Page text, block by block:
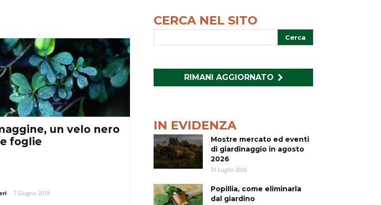
un velo nero
foglie
- 7 Giugno 2019
CERCA NEL SITO
RIMANI AGGIORNATO
IN EVIDENZA
Mostre mercato ed eventi
di giardinaggio in agosto
2026
31 Luglio 2026
Popillia, come eliminarla
dal giardino